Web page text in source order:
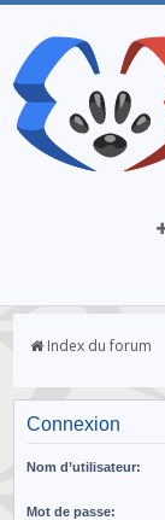
Index du forum
Connexion
Nom d’utilisateur:
Mot de passe: